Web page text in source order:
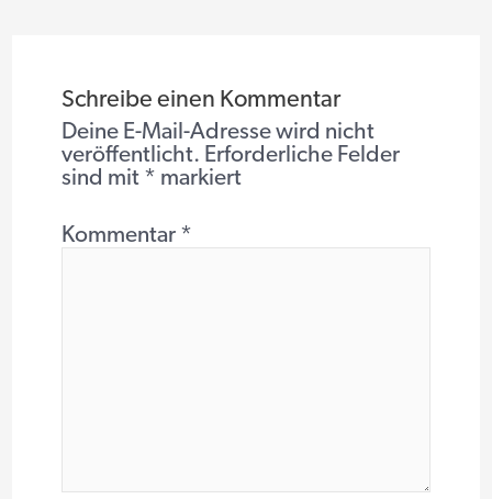
Schreibe einen Kommentar
Deine E-Mail-Adresse wird nicht
veröffentlicht. Erforderliche Felder
sind mit * markiert
Kommentar *